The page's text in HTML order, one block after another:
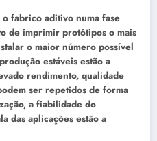
o fabrico aditivo numa fase
de imprimir protótipos o mais
o maior número possível
estáveis estão a
rendimento, qualidade
ser repetidos de forma
a fiabilidade do
das aplicações estão a